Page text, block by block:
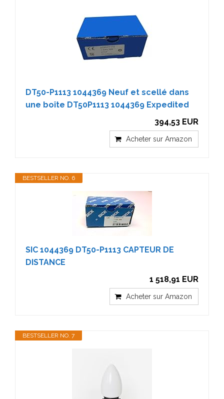
DT50-P1113 1044369 Neuf et scellé dans
une boîte DT50P1113 1044369 Expedited
394,53 EUR
Acheter sur Amazon
BESTSELLER NO. 6
SIC 1044369 DT50-P1113 CAPTEUR DE
DISTANCE
1 518,91 EUR
Acheter sur Amazon
BESTSELLER NO. 7